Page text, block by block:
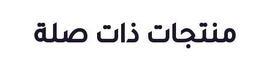
منتجات ذات صلة